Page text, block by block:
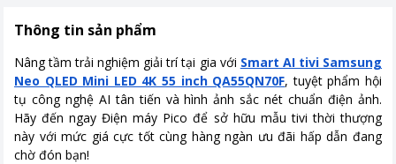
Năm ra mắt
Tiện ích
Tìm kiếm bằng giọng nói tiếng Việt
Cổng giao tiếp và kết
nối
Kết nối: 3 HDMI, 1 x USB-A | Wifi5,
Bluetooth5.3
Kích thước có chân
1232.9 x 765.7 x 247.4 mm
Thông tin sản phẩm
Nâng tầm trải nghiệm giải trí tại gia với Smart AI tivi Samsung
Neo QLED Mini LED 4K 55 inch QA55QN70F, tuyệt phẩm hội
tụ công nghệ AI tân tiến và hình ảnh sắc nét chuẩn điện ảnh.
Hãy đến ngay Điện máy Pico để sở hữu mẫu tivi thời thượng
này với mức giá cực tốt cùng hàng ngàn ưu đãi hấp dẫn đang
chờ đón bạn!